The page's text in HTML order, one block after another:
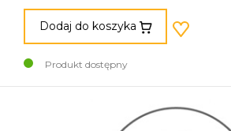
Dodaj do koszyka
Produkt dostępny